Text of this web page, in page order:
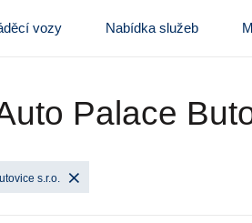
vozy Nabídka služeb
Palace
s.r.o.